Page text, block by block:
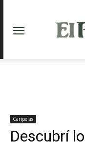
Caripelas
Descubrí